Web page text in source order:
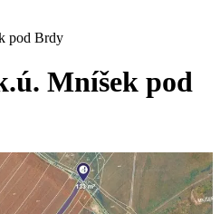
pod Brdy
Mníšek pod